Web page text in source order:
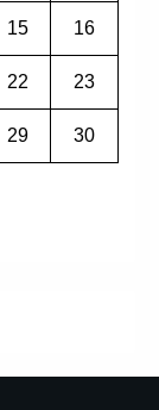
15 16
22 23
29 30